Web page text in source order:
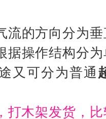
流的方向分为
据操作结构分
又可分为普通
打木架发货，